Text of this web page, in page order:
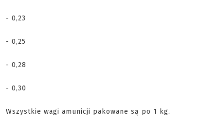
- 0,23
- 0,25
- 0,28
- 0,30
Wszystkie wagi amunicji pakowane są po 1 kg.